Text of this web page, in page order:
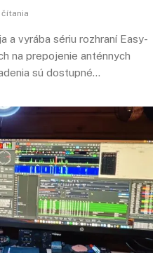
a vyrába sériu rozhraní Easy-
na prepojenie anténnych
sú dostupné…